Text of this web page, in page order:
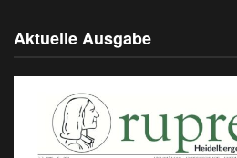
Aktuelle Ausgabe